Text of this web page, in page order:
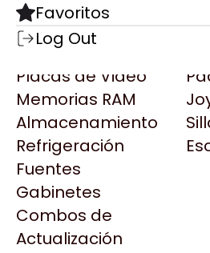
Componentes
Motherboards
Microprocesadores
Placas de Video
Memorias RAM
Almacenamiento
Refrigeración
Fuentes
Gabinetes
Combos de
Actualización
Todas las Marcas
AMD
AULA
Acer
Adata
AeroCool
Antec
Arkham
Asrock
Destacadas
Favoritos
Log Out
CONSOLA NINTENDO
SUPER MARIO BROS.